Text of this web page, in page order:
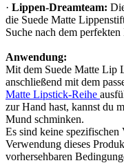
· Lippen-Dreamteam:
die Suede Matte
Suche nach dem
Anwendung:
Mit dem Suede Matte Lip
anschließend mit dem
Matte Lipstick-Reihe
zur Hand hast, kannst du
Mund schminken.
Es sind keine
Verwendung dieses
vorhersehbaren